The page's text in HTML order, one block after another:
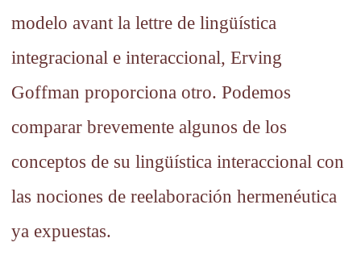
modelo avant la lettre de lingüística
integracional e interaccional, Erving
Goffman proporciona otro. Podemos
comparar brevemente algunos de los
conceptos de su lingüística interaccional con
las nociones de reelaboración hermenéutica
ya expuestas.